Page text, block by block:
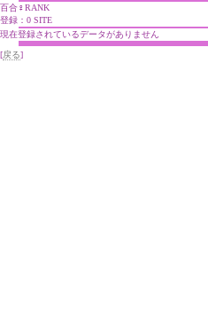
百合♀RANK
登録：0 SITE
現在登録されているデータがありません
[戻る]